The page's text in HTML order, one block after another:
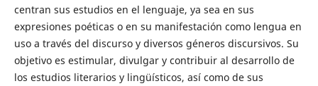
centran sus estudios en el lenguaje, ya sea en sus
expresiones poéticas o en su manifestación como lengua en
uso a través del discurso y diversos géneros discursivos. Su
objetivo es estimular, divulgar y contribuir al desarrollo de
los estudios literarios y lingüísticos, así como de sus